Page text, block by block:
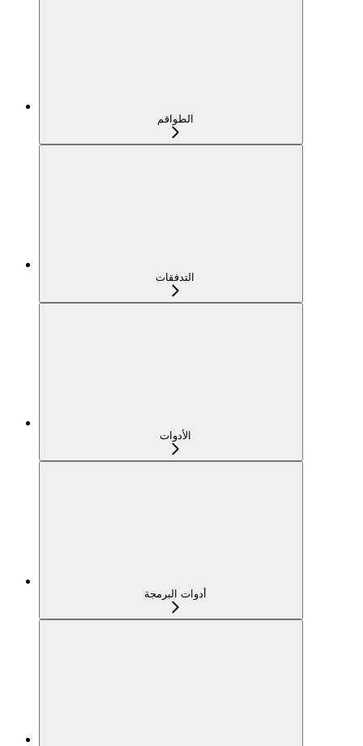
الطواقم
التدفقات
الأدوات
أدوات البرمجة